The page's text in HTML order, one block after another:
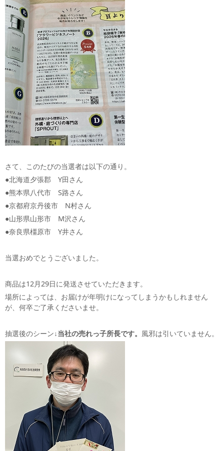
さて、このたびの当選者は以下の通り。
●北海道夕張郡 Y田さん
●熊本県八代市 S路さん
●京都府京丹後市 N村さん
●山形県山形市 M沢さん
●奈良県橿原市 Y井さん
当選おめでとうございました。
商品は12月29日に発送させていただきます。
場所によっては、お届けが年明けになってしまうかもしれません
が、何卒ご了承くださいませ。
抽選後のシーン↓当社の売れっ子所長です。 風邪は引いていません。